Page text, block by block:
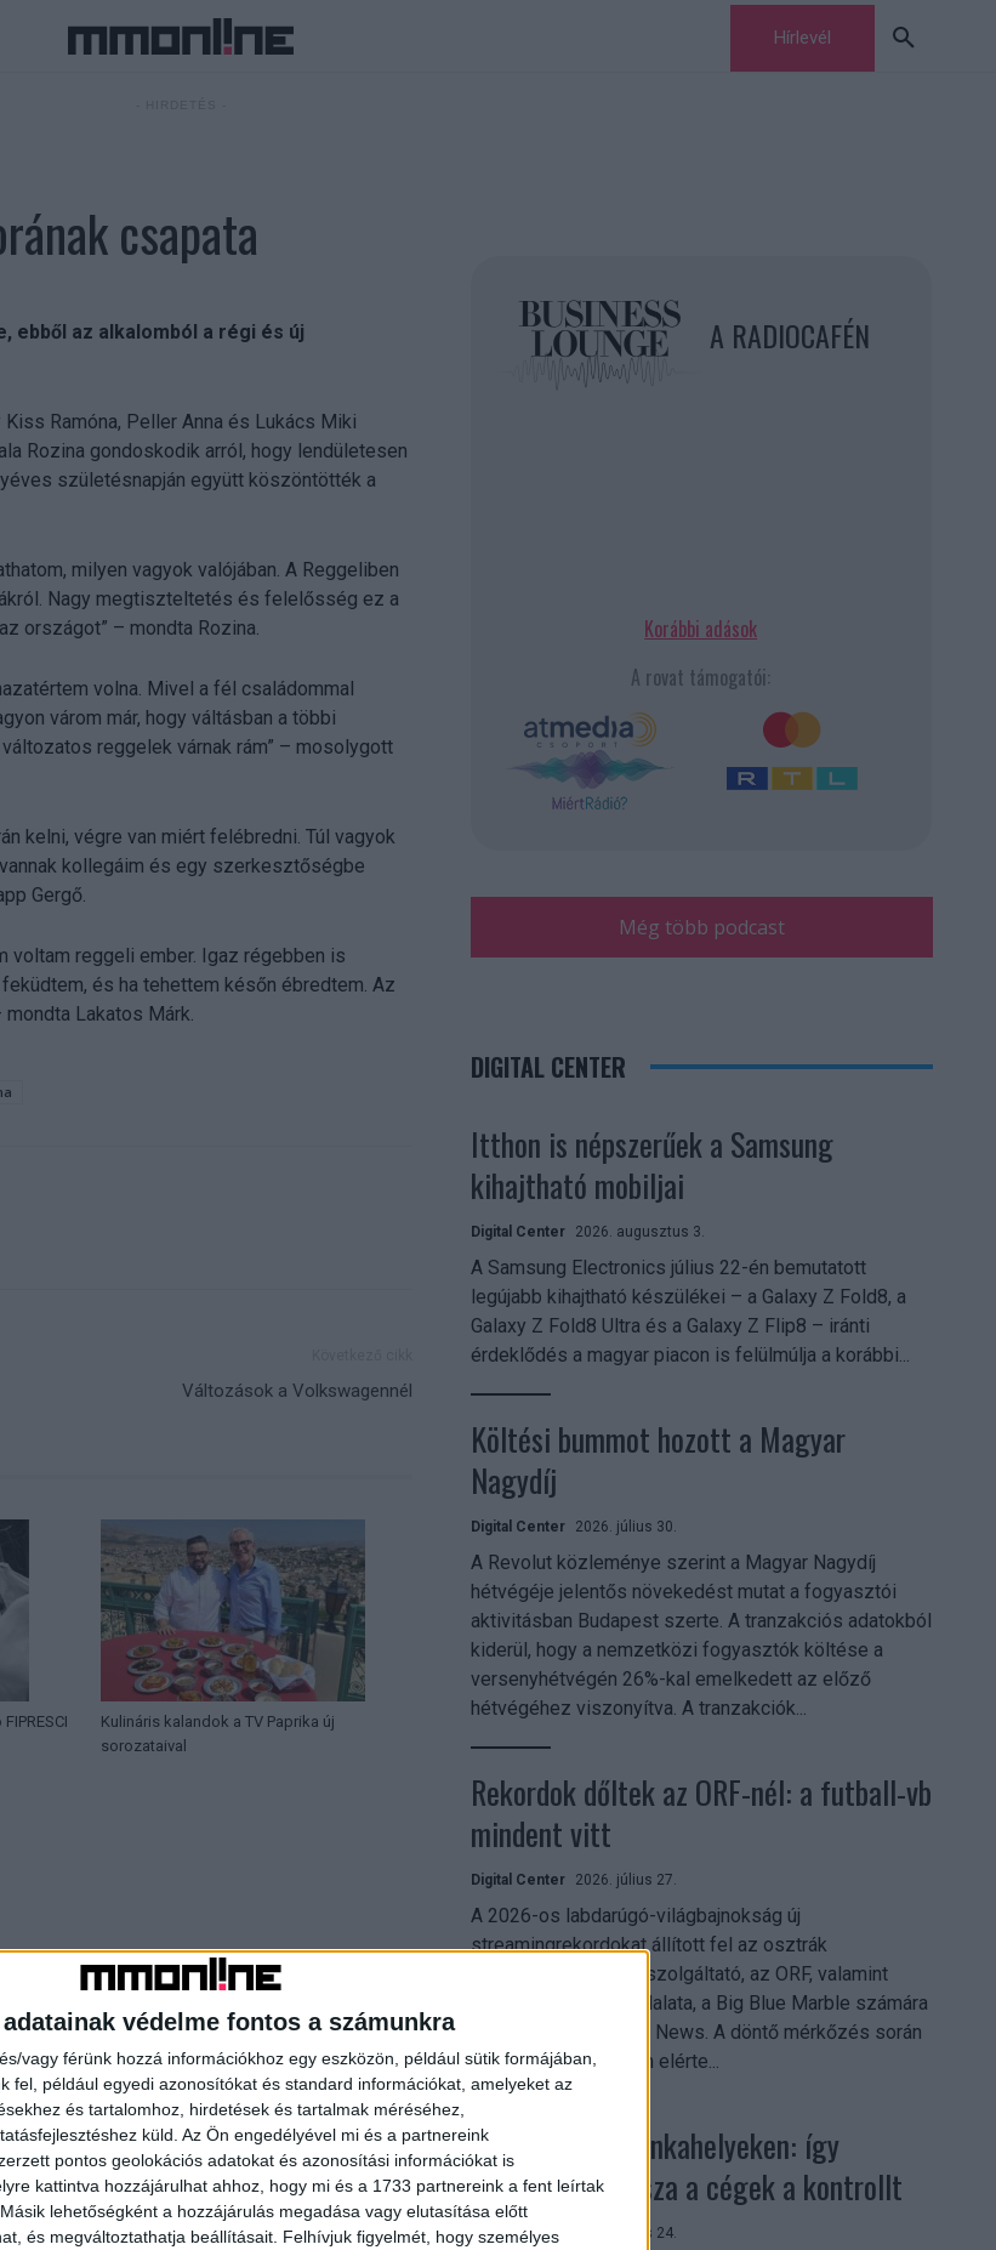
védelme fontos a számunkra
vagy férünk hozzá információkhoz egy eszközön, például sütik formájában,
fel, például egyedi azonosítókat és standard információkat, amelyeket az
és tartalomhoz, hirdetések és tartalmak méréséhez,
küld. Az Ön engedélyével mi és a partnereink
pontos geolokációs adatokat és azonosítási információkat is
kattintva hozzájárulhat ahhoz, hogy mi és a 1733 partnereink a fent leírtak
lehetőségként a hozzájárulás megadása vagy elutasítása előtt
és megváltoztathatja beállításait. Felhívjuk figyelmét, hogy személyes
Hírlevél
csapata
ebből az alkalomból a régi és új
Ramóna, Peller Anna és Lukács Miki
Rozina gondoskodik arról, hogy lendületesen
születésnapján együtt köszöntötték a
milyen vagyok valójában. A Reggeliben
Nagy megtiszteltetés és felelősség ez a
országot” – mondta Rozina.
volna. Mivel a fél családommal
várom már, hogy váltásban a többi
reggelek várnak rám” – mosolygott
kelni, végre van miért felébredni. Túl vagyok
kollegáim és egy szerkesztőségbe
Gergő.
voltam reggeli ember. Igaz régebben is
és ha tehettem későn ébredtem. Az
Lakatos Márk.
Változások a Volkswagennél
Kulináris kalandok a TV Paprika új
sorozataival
A RADIOCAFÉN
Korábbi adások
A rovat támogatói:
Még több podcast
DIGITAL CENTER
Itthon is népszerűek a Samsung
kihajtható mobiljai
Digital Center 2026. augusztus 3.
A Samsung Electronics július 22-én bemutatott
legújabb kihajtható készülékei – a Galaxy Z Fold8, a
Galaxy Z Fold8 Ultra és a Galaxy Z Flip8 – iránti
érdeklődés a magyar piacon is felülmúlja a korábbi...
Költési bummot hozott a Magyar
Nagydíj
Digital Center 2026. július 30.
A Revolut közleménye szerint a Magyar Nagydíj
hétvégéje jelentős növekedést mutat a fogyasztói
aktivitásban Budapest szerte. A tranzakciós adatokból
kiderül, hogy a nemzetközi fogyasztók költése a
versenyhétvégén 26%-kal emelkedett az előző
hétvégéhez viszonyítva. A tranzakciók...
Rekordok dőltek az ORF-nél: a futball-vb
mindent vitt
Digital Center 2026. július 27.
A 2026-os labdarúgó-világbajnokság új
streamingrekordokat állított fel az osztrák
közszolgálati műsorszolgáltató, az ORF, valamint
technológiai leányvállalata, a Big Blue Marble számára
– írja a Broadband TV News. A döntő mérkőzés során
az átlagos nézőszám elérte...
Shadow AI a munkahelyeken: így
szerezhetik vissza a cégek a kontrollt
Digital Center 2026. július 24.